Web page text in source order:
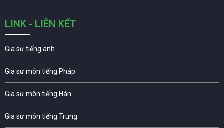
LINK - LIÊN KẾT
Gia sư tiếng anh
Gia sư môn tiếng Pháp
Gia sư môn tiếng Hàn
Gia sư môn tiếng Trung